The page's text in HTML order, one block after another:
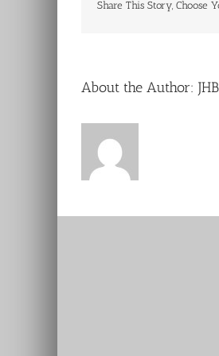
Share This Story, Choose
About the Author: